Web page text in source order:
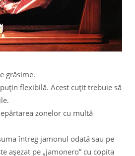
grăsime.
flexibilă. Acest cuţit trebuie să
zonelor cu multă
întreg jamonul odată sau pe
aşezat pe „jamonero” cu copita